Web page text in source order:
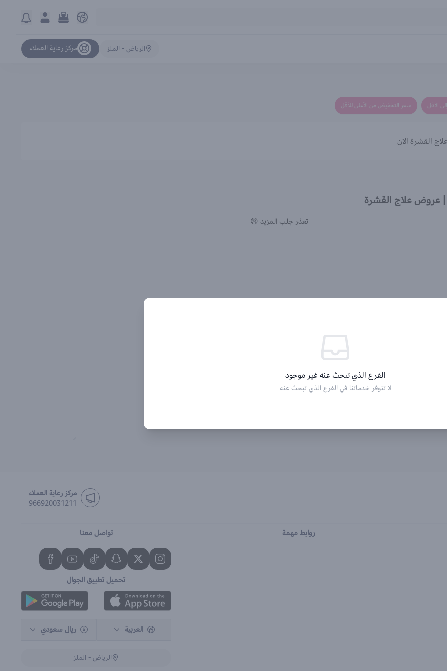
الرياض - الملز مركز رعاية العملاء
الاقل سعر التخفيض من الأعلى للأقل
القشرة الان
عروض علاج القشرة
تعذر جلب المزيد 😢
مركز رعاية العملاء
966920031211
روابط مهمة تواصل معنا
تحميل تطبيق الجوال
العربية ريال سعودي
الرياض - الملز
الفرع الذي تبحث عنه غير موجود
لا تتوفر خدماتنا في الفرع الذي تبحث عنه